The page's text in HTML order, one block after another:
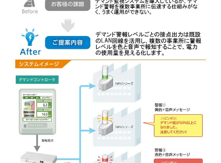
ようこそ ゲスト 様
ログイン 会員登録
用途別改善アイデア
ネットワーク対応
積層信号灯
回転灯
流線型